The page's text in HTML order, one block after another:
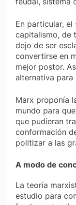
En particular,
capitalismo, de
dejo de ser
convertirse en
mejor postor.
alternativa
Marx proponía
mundo para
que pudieran
conformación
politizar a las
A modo de
La teoría
estudio para